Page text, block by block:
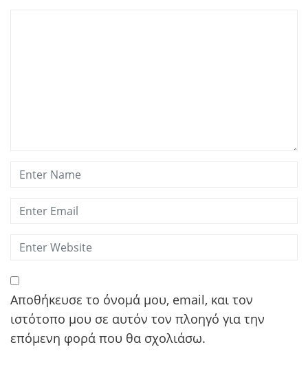
Αποθήκευσε το όνομά μου, email, και τον
ιστότοπο μου σε αυτόν τον πλοηγό για την
επόμενη φορά που θα σχολιάσω.